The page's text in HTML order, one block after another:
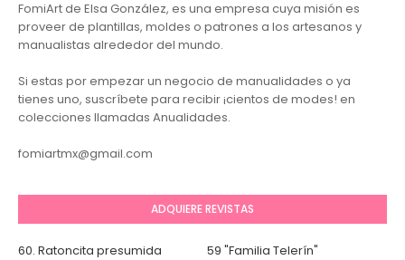
FomiArt de Elsa González, es una empresa cuya misión es
proveer de plantillas, moldes o patrones a los artesanos y
manualistas alrededor del mundo.
Si estas por empezar un negocio de manualidades o ya
tienes uno, suscríbete para recibir ¡cientos de modes! en
colecciones llamadas Anualidades.
fomiartmx@gmail.com
ADQUIERE REVISTAS
60. Ratoncita presumida
59 "Familia Telerín"